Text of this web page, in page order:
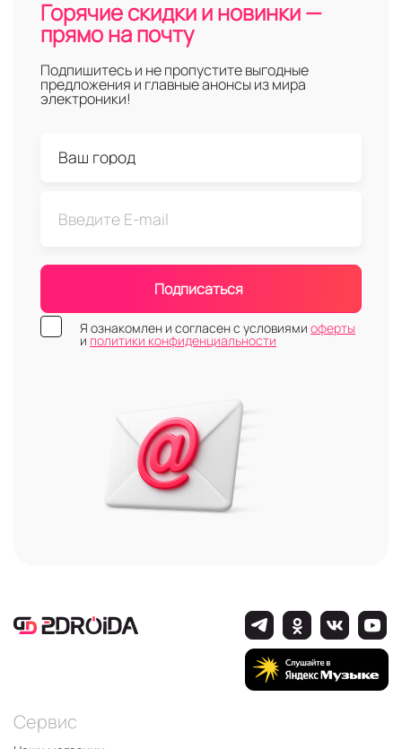
Горячие скидки и новинки —
прямо на почту
Подпишитесь и не пропустите выгодные
предложения и главные анонсы из мира
электроники!
Подписаться
Я ознакомлен и согласен с условиями оферты
и политики конфиденциальности
Сервис